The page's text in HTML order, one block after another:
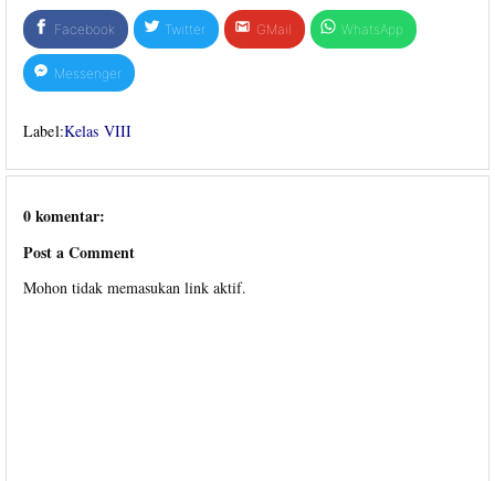
Facebook Twitter GMail WhatsApp
Messenger
Label:Kelas VIII
0 komentar:
Post a Comment
Mohon tidak memasukan link aktif.